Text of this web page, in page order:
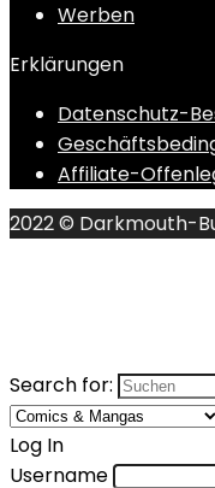
Werben
Erklärungen
Datenschutz-
Affiliate-
2022 © Darkmouth-
Search for:
Log In
Username